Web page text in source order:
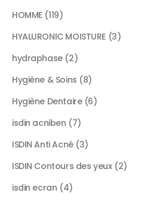
HOMME 119
HYALURONIC MOISTURE 3
hydraphase 2
Hygiène & Soins 8
Hygiène Dentaire 6
isdin acniben 7
ISDIN Anti Acné 3
ISDIN Contours des yeux 2
isdin ecran 4